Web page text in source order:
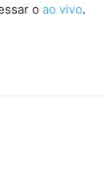
o ao vivo.